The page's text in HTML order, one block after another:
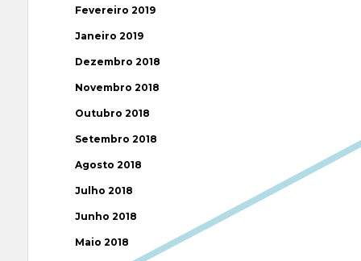
Fevereiro 2019
Janeiro 2019
Dezembro 2018
Novembro 2018
Outubro 2018
Setembro 2018
Agosto 2018
Julho 2018
Junho 2018
Maio 2018